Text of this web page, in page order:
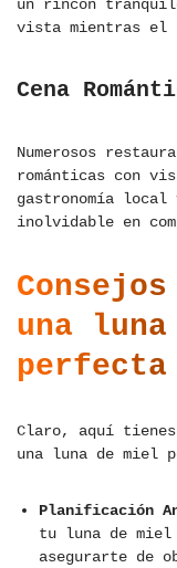
un rincón
vista mientras el
Cena
Numerosos
románticas con
gastronomía
inolvidable en
una
Claro, aquí
una luna de miel
Planificación
tu luna de
asegurarte de